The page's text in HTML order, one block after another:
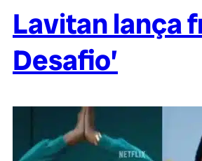
Lavitan lança
Desafio’